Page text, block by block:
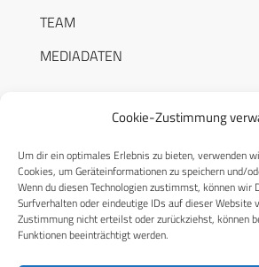
Cookie-Zustimmung
Um dir ein optimales Erlebnis zu bieten, verwenden
Cookies, um Geräteinformationen zu speichern und/
Wenn du diesen Technologien zustimmst, können wir
Surfverhalten oder eindeutige IDs auf dieser Website
Zustimmung nicht erteilst oder zurückziehst, können
Funktionen beeinträchtigt werden.
TEAM
MEDIADATEN
RECHTLICHES
Datenschutzerklärung
Cookie-Richtlinie (EU)